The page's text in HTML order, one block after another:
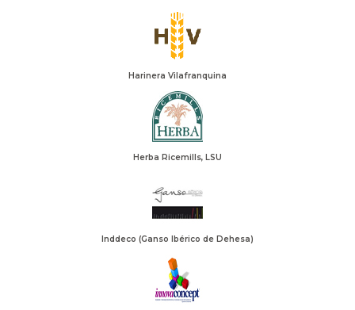
Harinera Vilafranquina
Herba Ricemills, LSU
Inddeco (Ganso Ibérico de Dehesa)